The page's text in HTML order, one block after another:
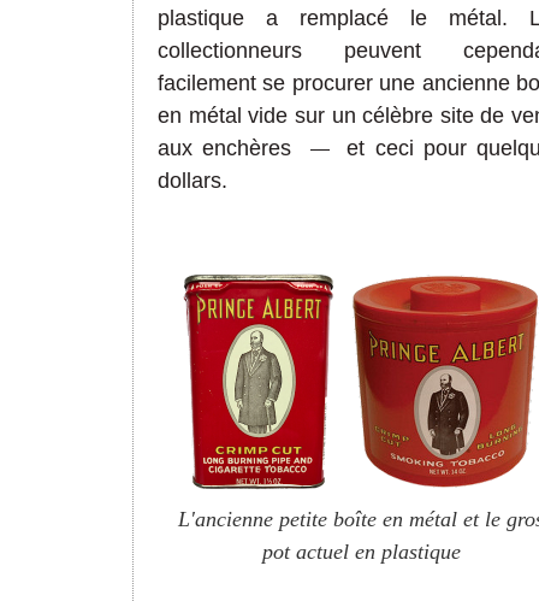
plastique a remplacé le métal.
collectionneurs peuvent
facilement se procurer une ancienne
en métal vide sur un célèbre site de
aux enchères
—et ceci pour
dollars.
L'ancienne petite boîte en métal et le
pot actuel en plastique